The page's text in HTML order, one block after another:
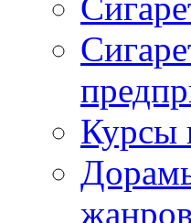
Курсы
жанров